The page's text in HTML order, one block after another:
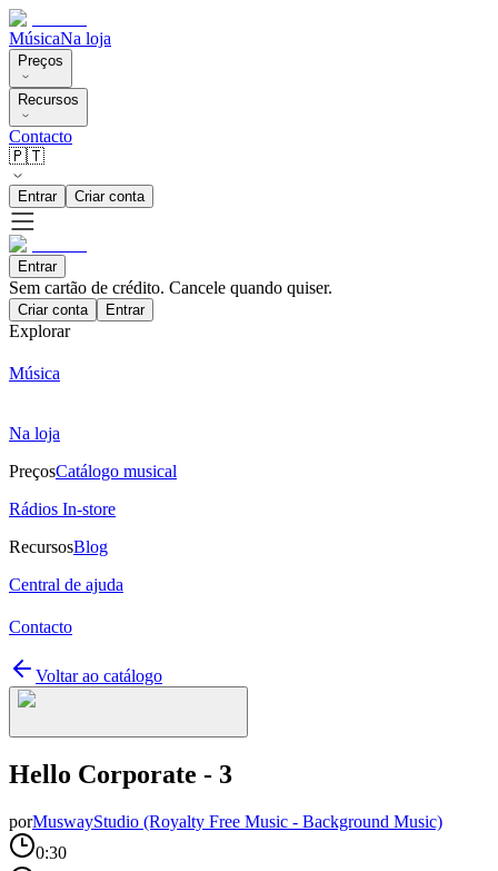
MúsicaNa loja
Preços
Recursos
Contacto
🇵🇹
Entrar Criar conta
Entrar
Sem cartão de crédito. Cancele quando quiser.
Criar conta Entrar
Explorar
Música
Na loja
PreçosCatálogo musical
Rádios In-store
RecursosBlog
Central de ajuda
Contacto
Voltar ao catálogo
Hello Corporate - 3
porMuswayStudio (Royalty Free Music - Background Music)
0:30